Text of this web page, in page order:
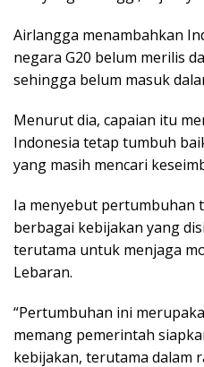
Airlangga menambahkan
negara G20 belum merilis
sehingga belum masuk
Menurut dia, capaian itu
Indonesia tetap tumbuh
yang masih mencari
Ia menyebut pertumbuhan
berbagai kebijakan yang
terutama untuk menjaga
Lebaran.
“Pertumbuhan ini
memang pemerintah
kebijakan, terutama dalam